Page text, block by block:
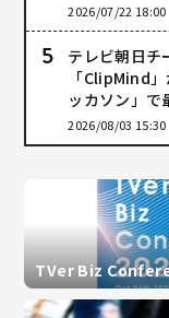
2026/07/22 18:00
テレビ朝日チ
「ClipMind
ッカソン」で
2026/08/03 15:30
TVer Biz